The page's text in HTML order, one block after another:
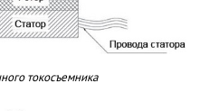
токосъемника